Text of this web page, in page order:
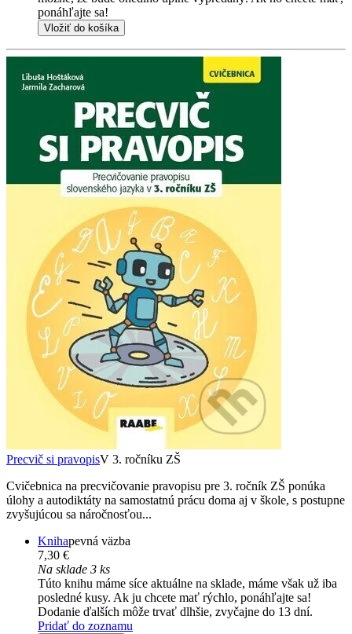
ponáhľajte sa!
Vložiť do košíka
Precvič si pravopisV 3. ročníku ZŠ
Cvičebnica na precvičovanie pravopisu pre 3. ročník ZŠ ponúka
úlohy a autodiktáty na samostatnú prácu doma aj v škole, s postupne
zvyšujúcou sa náročnosťou...
Knihapevná väzba
7,30 €
Na sklade 3 ks
Túto knihu máme síce aktuálne na sklade, máme však už iba
posledné kusy. Ak ju chcete mať rýchlo, ponáhľajte sa!
Dodanie ďalších môže trvať dlhšie, zvyčajne do 13 dní.
Pridať do zoznamu